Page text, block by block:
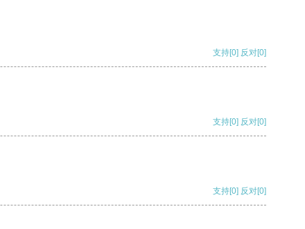
支持[0] 反对[0]
支持[0] 反对[0]
支持[0] 反对[0]